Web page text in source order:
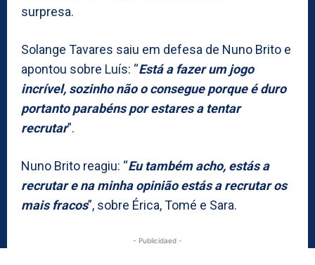
surpresa.
Solange Tavares saiu em defesa de Nuno Brito e
apontou sobre Luís: “Está a fazer um jogo
incrível, sozinho não o consegue porque é duro
portanto parabéns por estares a tentar
recrutar”.
Nuno Brito reagiu: “Eu também acho, estás a
recrutar e na minha opinião estás a recrutar os
mais fracos”, sobre Érica, Tomé e Sara.
- Publicidaed -